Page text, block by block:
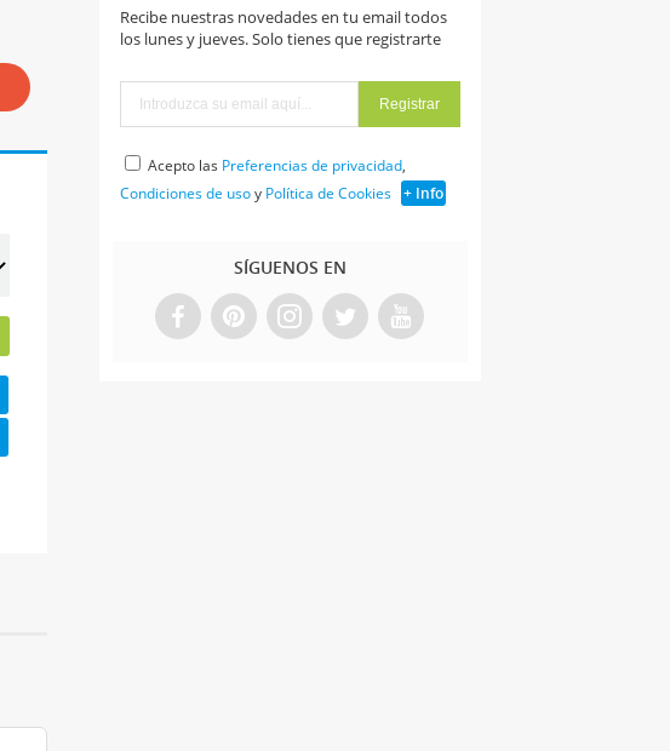
Recibe nuestras novedades en tu email todos
los lunes y jueves. Solo tienes que registrarte
Acepto las Preferencias de privacidad,
Condiciones de usoy Política de Cookies + Info
SÍGUENOS EN